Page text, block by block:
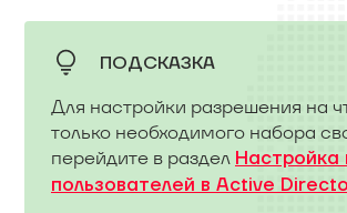
ПОДСКАЗКА
Для настройки разрешения на
только необходимого набора
перейдите в раздел Настройка
пользователей в Active